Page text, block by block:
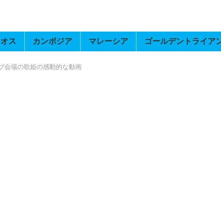
ス カンボジア マレーシア ゴールデントライア
会場の歌姫の感動的な動画